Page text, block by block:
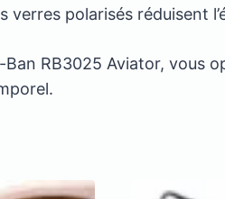
verres polarisés réduisent
Ban RB3025 Aviator, vous